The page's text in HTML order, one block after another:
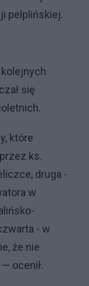
pelplińskiej.
kolejnych
się
które
ks.
druga -
w
- w
że nie
ocenił.